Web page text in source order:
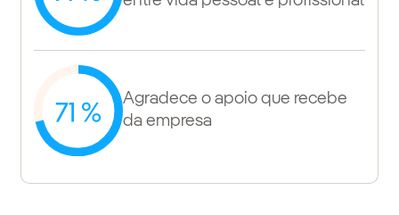
Agradece o apoio que recebe
da empresa